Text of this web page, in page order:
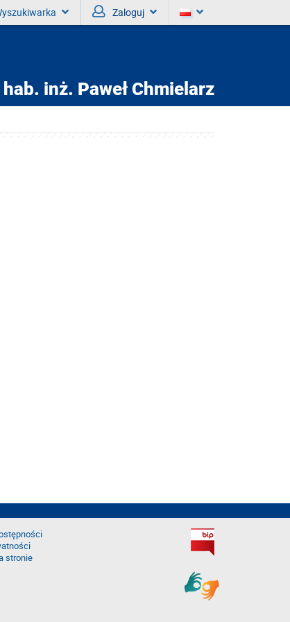
Zaloguj
inż. Paweł Chmielarz
stronie